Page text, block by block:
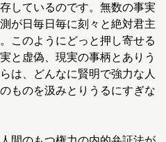
しているのです。無数の事実
が日毎日毎に刻々と絶対君主
このようにどっと押し寄せる
と虚偽、現実の事柄とありう
は、どんなに賢明で強力な人
ものを汲みとりうるにすぎな